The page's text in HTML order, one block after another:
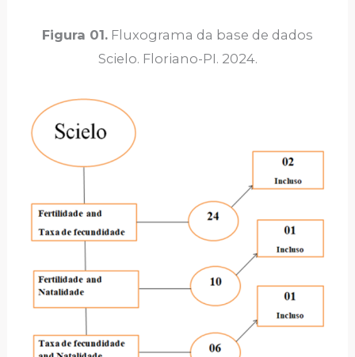
Figura 01. Fluxograma da base de dados
Scielo. Floriano-PI. 2024.